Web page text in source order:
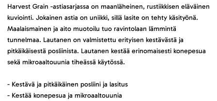
Harvest Grain -astiasarjassa on maanläheinen, rustiikkisen eläväinen
kuviointi. Jokainen astia on uniikki, sillä lasite on tehty käsityönä.
Maalaismainen ja aito muotoilu tuo ravintolaan lämmintä
tunnelmaa. Lautanen on valmistettu erityisen kestävästä ja
pitkäikäisestä posliinista. Lautanen kestää erinomaisesti konepesua
sekä mikroaaltouunia tiheässä käytössä.
- Kestävä ja pitkäikäinen posliini ja lasitus
- Kestää konepesua ja mikroaaltouunia